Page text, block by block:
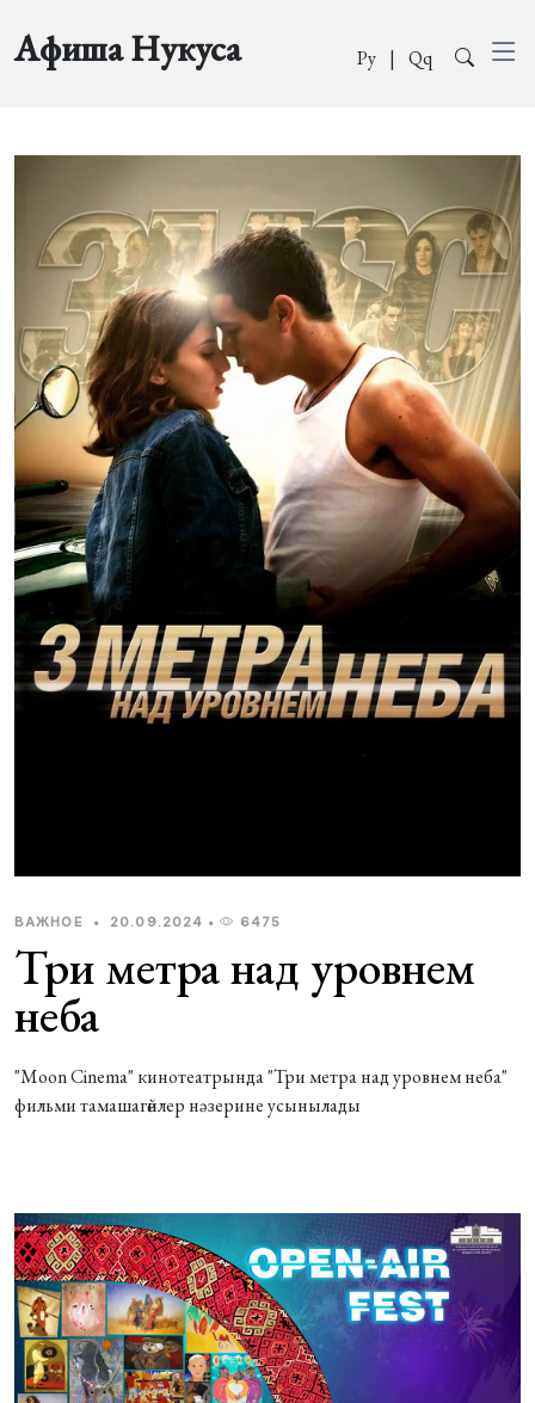
Афиша Нукуса Ру | Qq
ВАЖНОЕ • 20.09.2024 • 6475
Три метра над уровнем
неба
"Moon Cinema" кинотеатрында "Три метра над уровнем неба"
фильми тамашагөйлер нәзерине усынылады